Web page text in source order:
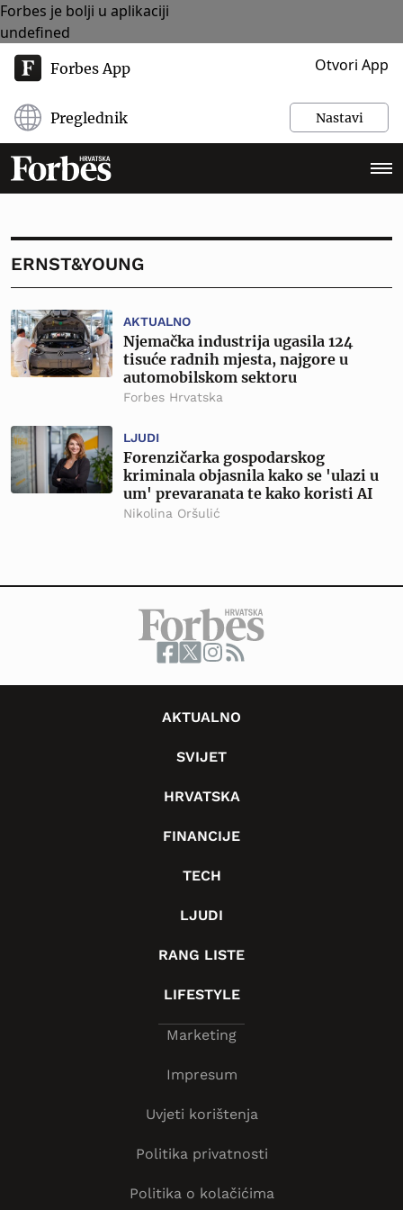
Forbes je bolji u aplikaciji
undefined
Forbes App Otvori App
Preglednik Nastavi
ERNST&YOUNG
AKTUALNO
Njemačka industrija ugasila 124
tisuće radnih mjesta, najgore u
automobilskom sektoru
Forbes Hrvatska
LJUDI
Forenzičarka gospodarskog
kriminala objasnila kako se 'ulazi u
um' prevaranata te kako koristi AI
Nikolina Oršulić
AKTUALNO
SVIJET
HRVATSKA
FINANCIJE
TECH
LJUDI
RANG LISTE
LIFESTYLE
Marketing
Impresum
Uvjeti korištenja
Politika privatnosti
Politika o kolačićima